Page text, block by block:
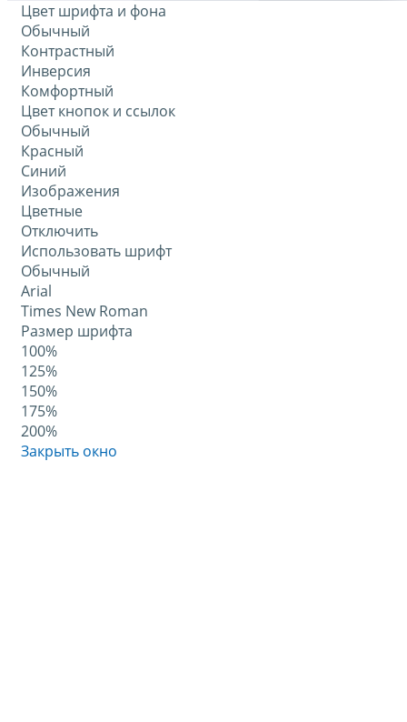
Цвет шрифта и фона
Обычный
Контрастный
Инверсия
Комфортный
Цвет кнопок и ссылок
Обычный
Красный
Синий
Изображения
Цветные
Отключить
Использовать шрифт
Обычный
Arial
Times New Roman
Размер шрифта
100%
125%
150%
175%
200%
Закрыть окно